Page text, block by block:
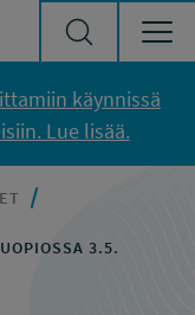
käynnissä
Lue lisää.
3.5.